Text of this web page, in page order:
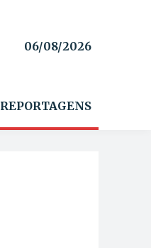
06/08/2026
REPORTAGENS